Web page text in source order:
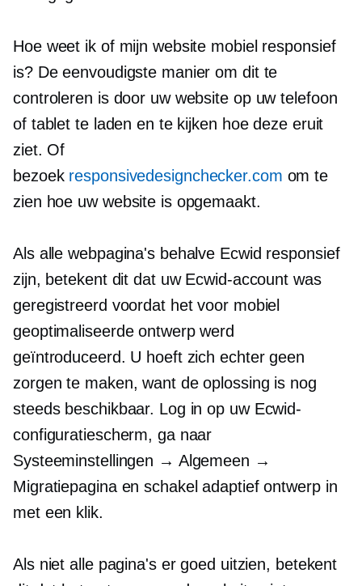
Hoe weet ik of mijn website mobiel responsief
is? De eenvoudigste manier om dit te
controleren is door uw website op uw telefoon
of tablet te laden en te kijken hoe deze eruit
ziet. Of
bezoek responsivedesignchecker.com om te
zien hoe uw website is opgemaakt.
Als alle webpagina's behalve Ecwid responsief
zijn, betekent dit dat uw Ecwid-account was
geregistreerd voordat het voor mobiel
geoptimaliseerde ontwerp werd
geïntroduceerd. U hoeft zich echter geen
zorgen te maken, want de oplossing is nog
steeds beschikbaar. Log in op uw Ecwid-
configuratiescherm, ga naar
Systeeminstellingen → Algemeen →
Migratiepagina en schakel adaptief ontwerp in
met een klik.
Als niet alle pagina's er goed uitzien, betekent